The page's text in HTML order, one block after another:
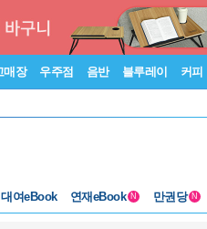
매장 우주점 음반 블루레이 커피
대여eBook 연재eBook N 만권당 N